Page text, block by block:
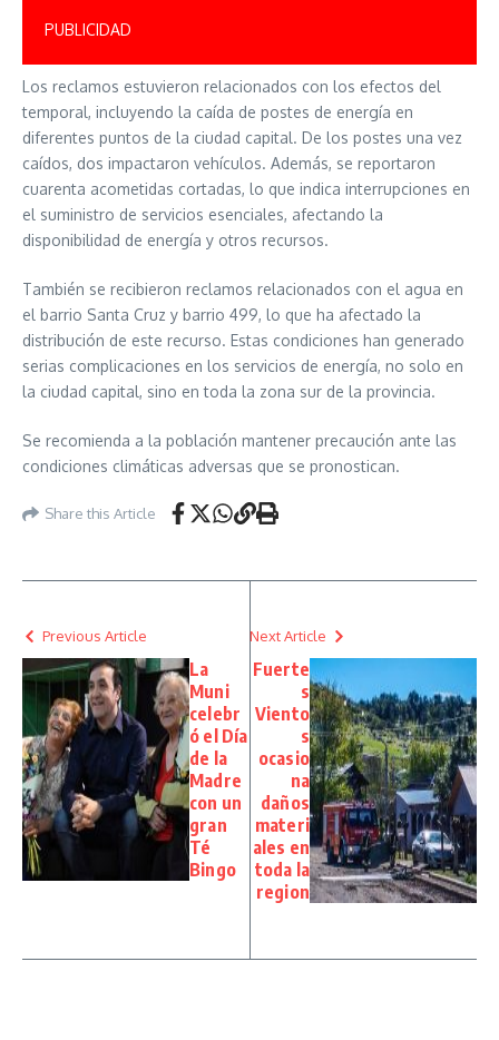
PUBLICIDAD
Los reclamos estuvieron relacionados con los efectos del
temporal, incluyendo la caída de postes de energía en
diferentes puntos de la ciudad capital. De los postes una vez
caídos, dos impactaron vehículos. Además, se reportaron
cuarenta acometidas cortadas, lo que indica interrupciones en
el suministro de servicios esenciales, afectando la
disponibilidad de energía y otros recursos.
También se recibieron reclamos relacionados con el agua en
el barrio Santa Cruz y barrio 499, lo que ha afectado la
distribución de este recurso. Estas condiciones han generado
serias complicaciones en los servicios de energía, no solo en
la ciudad capital, sino en toda la zona sur de la provincia.
Se recomienda a la población mantener precaución ante las
condiciones climáticas adversas que se pronostican.
Share this Article
Previous Article
La
Muni
celebr
ó el Día
de la
Madre
con un
gran
Té
Bingo
Next Article
Fuerte
s
Viento
s
ocasio
na
daños
materi
ales en
toda la
region